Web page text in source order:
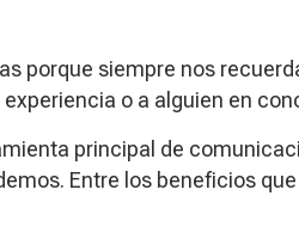
porque siempre nos
o a alguien en
principal de
Entre los beneficios